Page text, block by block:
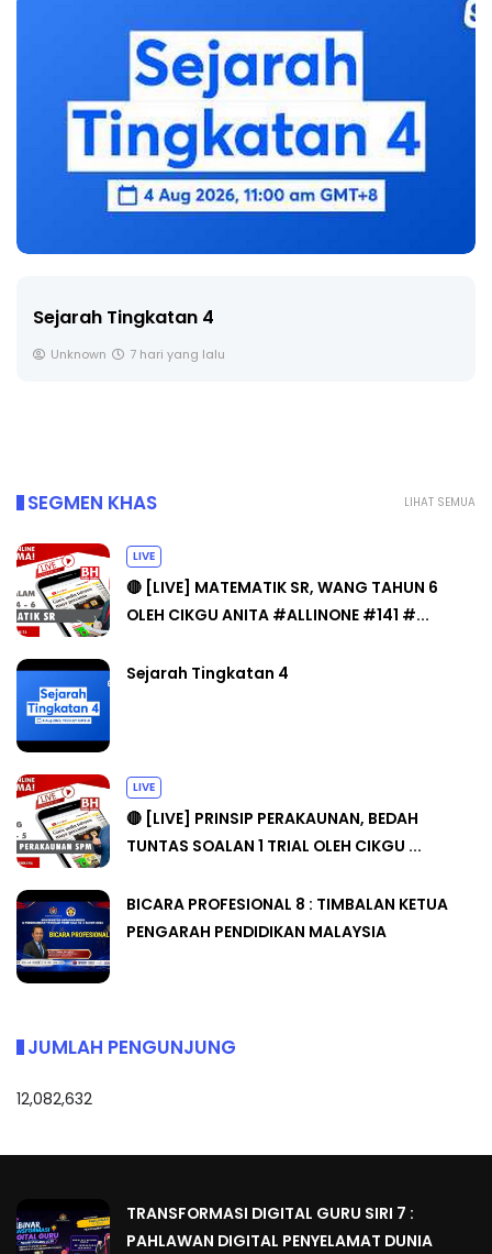
LIVE
🔴 [LIVE] PRINSIP PERAKAUNAN, BEDAH
LIHAT SEMUA
SEGMEN KHAS
LIVE
🔴 [LIVE] MATEMATIK SR, WANG TAHUN 6
OLEH CIKGU ANITA #ALLINONE #141 #...
Sejarah Tingkatan 4
LIVE
🔴 [LIVE] PRINSIP PERAKAUNAN, BEDAH
TUNTAS SOALAN 1 TRIAL OLEH CIKGU ...
BICARA PROFESIONAL 8 : TIMBALAN KETUA
PENGARAH PENDIDIKAN MALAYSIA
JUMLAH PENGUNJUNG
12,082,632
TRANSFORMASI DIGITAL GURU SIRI 7 :
PAHLAWAN DIGITAL PENYELAMAT DUNIA